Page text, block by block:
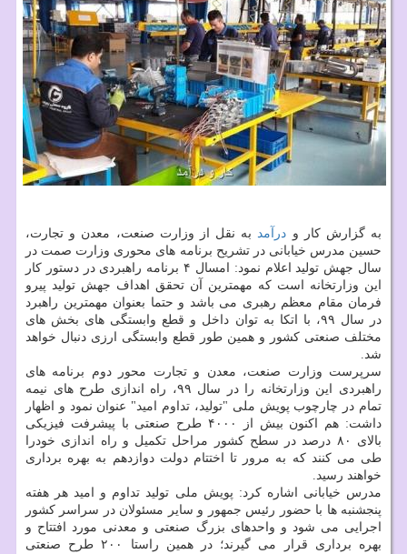
به گزارش کار و درآمدبه نقل از وزارت صنعت، معدن و تجارت،
حسین مدرس خیابانی در تشریح برنامه های محوری وزارت صمت در
سال جهش تولید اعلام نمود: امسال ۴ برنامه راهبردی در دستور کار
این وزارتخانه است که مهمترین آن تحقق اهداف جهش تولید پیرو
فرمان مقام معظم رهبری می باشد و حتما بعنوان مهمترین راهبرد
در سال ۹۹، با اتکا به توان داخل و قطع وابستگی های بخش های
مختلف صنعتی کشور و همین طور قطع وابستگی ارزی دنبال خواهد
شد.
سرپرست وزارت صنعت، معدن و تجارت محور دوم برنامه های
راهبردی این وزارتخانه را در سال ۹۹، راه اندازی طرح های نیمه
تمام در چارچوب پویش ملی "تولید، تداوم امید" عنوان نمود و اظهار
داشت: هم اکنون بیش از ۴۰۰۰ طرح صنعتی با پیشرفت فیزیکی
بالای ۸۰ درصد در سطح کشور مراحل تکمیل و راه اندازی خودرا
طی می کنند که به مرور تا اختتام دولت دوازدهم به بهره برداری
خواهند رسید.
مدرس خیابانی اشاره کرد: پویش ملی تولید تداوم و امید هر هفته
پنجشنبه ها با حضور رئیس جمهور و سایر مسئولان در سراسر کشور
اجرایی می شود و واحدهای بزرگ صنعتی و معدنی مورد افتتاح و
بهره برداری قرار می گیرند؛ در همین راستا ۲۰۰ طرح صنعتی